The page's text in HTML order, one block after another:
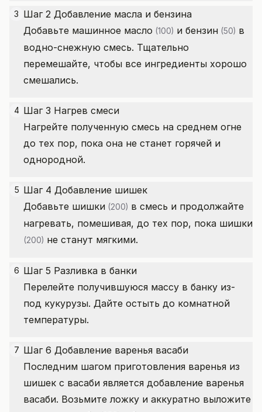
3 Шаг 2 Добавление масла и бензина
Добавьте машинное масло (100) и бензин (50) в
водно-снежную смесь. Тщательно
перемешайте, чтобы все ингредиенты хорошо
смешались.
4 Шаг 3 Нагрев смеси
Нагрейте полученную смесь на среднем огне
до тех пор, пока она не станет горячей и
однородной.
5 Шаг 4 Добавление шишек
Добавьте шишки (200) в смесь и продолжайте
нагревать, помешивая, до тех пор, пока шишки
(200) не станут мягкими.
6 Шаг 5 Разливка в банки
Перелейте получившуюся массу в банку из-
под кукурузы. Дайте остыть до комнатной
температуры.
7 Шаг 6 Добавление варенья васаби
Последним шагом приготовления варенья из
шишек с васаби является добавление варенья
васаби. Возьмите ложку и аккуратно выложите